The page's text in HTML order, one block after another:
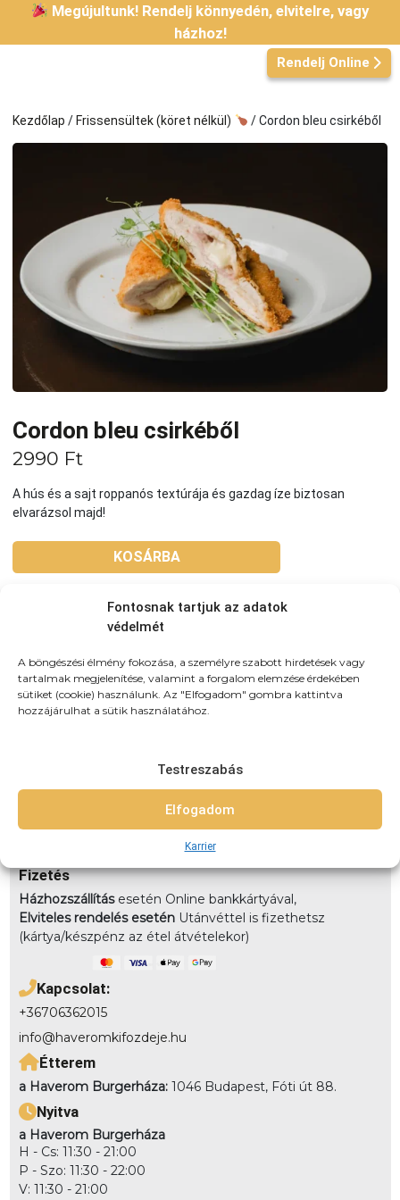
Fontosnak tartjuk az adatok
védelmét
A böngészési élmény fokozása, a személyre szabott hirdetések vagy
tartalmak megjelenítése, valamint a forgalom elemzése érdekében
sütiket (cookie) használunk. Az "Elfogadom" gombra kattintva
hozzájárulhat a sütik használatához.
Elfogadom
Testreszabás
Karrier
Kilépés
tartalomba
Megújultunk! Rendelj könnyedén, elvitelre, vagy
házhoz!
Rendelj Online
Kezdőlap /Frissensültek (köret nélkül) / Cordon bleu csirkéből
Cordon bleu csirkéből
2990 Ft
A hús és a sajt roppanós textúrája és gazdag íze biztosan
elvarázsol majd!
KOSÁRBA
Tovább a teljes étlaphoz >
Házhozszállítás / Elvitel
házhozszálítunk! 3km-es körzetben: 790Ft (teljes újpest)
3-4km-közt: 990 4-5,5km közt: 1490 5,5-7km-közt: 1890
7km-8km-ig: 2490 8km-10km-ig: 2990
Elvitel:Rendelésedet kérheted előrendeléssel elvitelre,
vagy akár házhozszállítással is!
Fizetés
Házhozszállításesetén Online bankkártyával,
Elviteles rendelés esetén Utánvéttel is fizethetsz
(kártya/készpénz az étel átvételekor)
Kapcsolat:
+36706362015
info@haveromkifozdeje.hu
Étterem
a Haverom Burgerháza: 1046 Budapest, Fóti út 88.
Nyitva
a Haverom Burgerháza
H - Cs: 11:30 - 21:00
P - Szo: 11:30 - 22:00
V: 11:30 - 21:00